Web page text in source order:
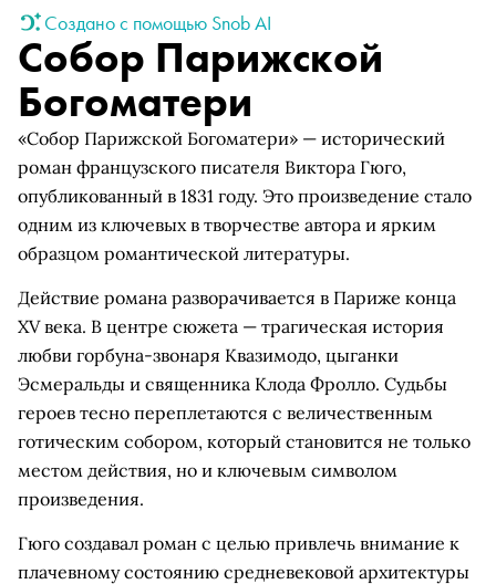
Создано с помощью Snob AI
Собор Парижской
Богоматери
«Собор Парижской Богоматери» — исторический
роман французского писателя Виктора Гюго,
опубликованный в 1831 году. Это произведение стало
одним из ключевых в творчестве автора и ярким
образцом романтической литературы.
Действие романа разворачивается в Париже конца
XV века. В центре сюжета — трагическая история
любви горбуна-звонаря Квазимодо, цыганки
Эсмеральды и священника Клода Фролло. Судьбы
героев тесно переплетаются с величественным
готическим собором, который становится не только
местом действия, но и ключевым символом
произведения.
Гюго создавал роман с целью привлечь внимание к
плачевному состоянию средневековой архитектуры